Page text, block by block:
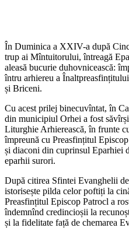
În Duminica a XXIV-a după
trup ai Mîntuitorului, întreagă
aleasă bucurie duhovnicească:
întru arhiereu a
și Briceni.
Cu acest prilej binecuvîntat, în
din municipiul Orhei a fost
Liturghie Arhierească, în frunte
împreună cu Preasfințitul
și diaconi din cuprinsul Eparhiei
eparhii surori.
După citirea Sfintei Evanghelii
istorisește pilda celor poftiți la
Preasfințitul Episcop Patrocl a
îndemnînd credincioșii la
și la fidelitate față de chemarea